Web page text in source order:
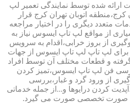
ارائه شده توسط نمایندگی تعمیر لپ
اتوبان تهران کرج قرار
متعدد دیگری را در اختیار مراجعه
از مواقع لپ تاپ ایسوس نیاز به
از بروز خرابی،اقدام به سرویس
برای لپ تاپ لپ تاپ ایسوس از جهات
و قطعات مختلف آن توسط افراد
فن لپ تاپ ایسوس،تمیز کردن
از ورود گرد و غبار،بررسی
کردن درایوها و...از جمله خدماتی
به صورت تخصصی صورت می گیرد.